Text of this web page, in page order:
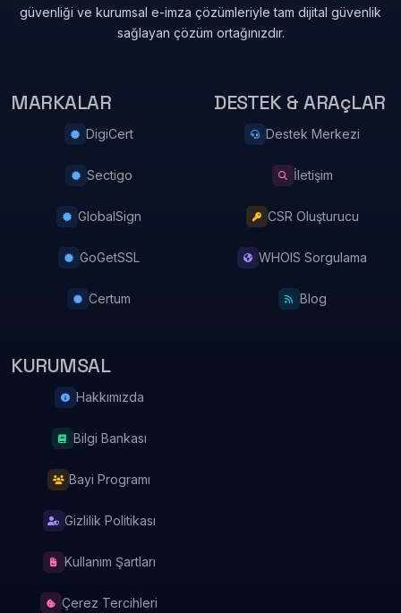
güvenliği ve kurumsal e-imza çözümleriyle tam dijital güvenlik
sağlayan çözüm ortağınızdır.
MARKALAR
DigiCert
Sectigo
GlobalSign
GoGetSSL
Certum
DESTEK & ARAçLAR
Destek Merkezi
İletişim
CSR Oluşturucu
WHOIS Sorgulama
Blog
KURUMSAL
Hakkımızda
Bilgi Bankası
Bayi Programı
Gizlilik Politikası
Kullanım Şartları
Çerez Tercihleri